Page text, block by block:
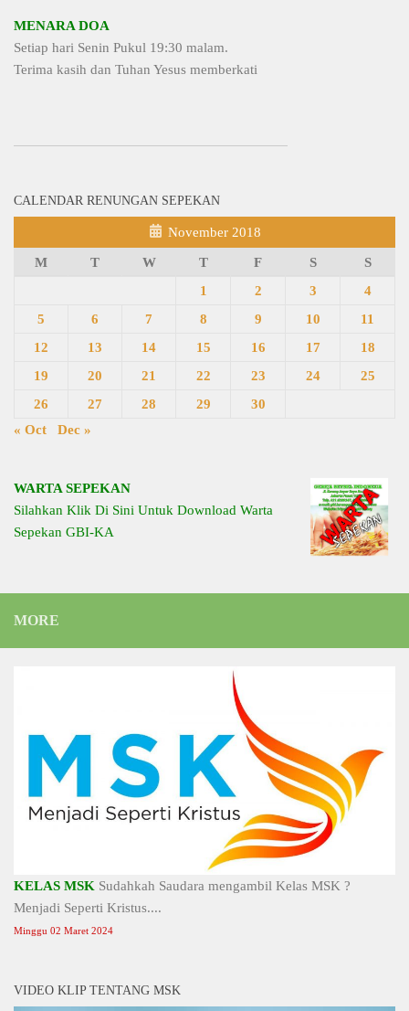
MENARA DOA
Setiap hari Senin Pukul 19:30 malam.
Terima kasih dan Tuhan Yesus memberkati
CALENDAR RENUNGAN SEPEKAN
November 2018
M T W T F S
S
1
2 3
4
5
6 7 8 9 10
11
12
13 14 15 16 17
18
19
20 21 22 23 24
25
26
27 28 29
30
« Oct
Dec »
WARTA SEPEKAN
Silahkan Klik Di Sini Untuk Download Warta
Sepekan GBI-KA
MORE
KELAS MSK Sudahkah Saudara mengambil Kelas MSK ?
Menjadi Seperti Kristus....
Minggu 02 Maret 2024
VIDEO KLIP TENTANG MSK